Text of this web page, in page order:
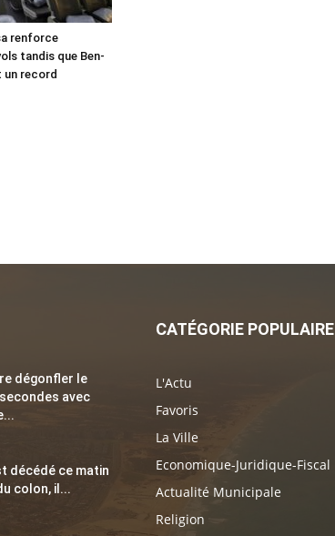
renforce
tandis que Ben-
un record
dégonfler le
avec
décédé ce matin
colon, il...
CATÉGORIE POPULAIRE
L'Actu
Favoris
La Ville
Economique-Juridique-Fiscal
Actualité Municipale
Religion